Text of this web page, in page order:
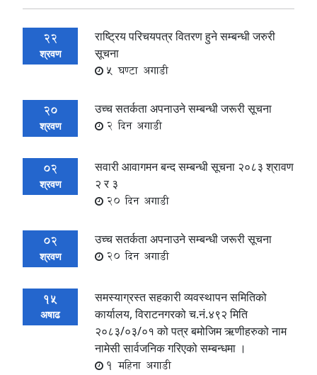
22
श्रवण
राष्ट्रिय परिचयपत्र वितरण हुने सम्बन्धी जरुरी
सूचना
5 घण्टा अगाडी
20
श्रवण
उच्च सतर्कता अपनाउने सम्बन्धी जरूरी सूचना
2 दिन अगाडी
02
श्रवण
सवारी आवागमन बन्द सम्बन्धी सूचना २०८३ श्रावण
२ र ३
20 दिन अगाडी
02
श्रवण
उच्च सतर्कता अपनाउने सम्बन्धी जरूरी सूचना
20 दिन अगाडी
15
अषाढ
समस्याग्रस्त सहकारी व्यवस्थापन समितिको
कार्यालय, विराटनगरको च.नं.४९२ मिति
२०८३/०३/०१ को पत्र बमोजिम ऋणीहरुको नाम
नामेसी सार्वजनिक गरिएको सम्बन्धमा ।
1 महिना अगाडी